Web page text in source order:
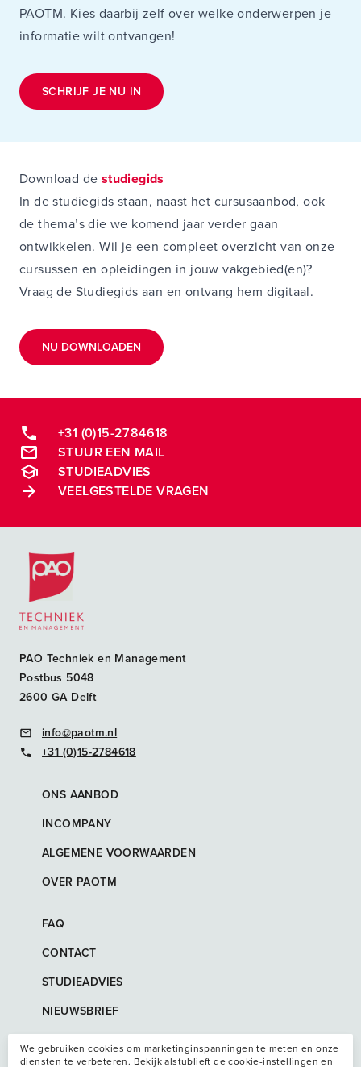
PAOTM. Kies daarbij zelf over welke onderwerpen je
informatie wilt ontvangen!
SCHRIJF JE NU IN
Download de studiegids
In de studiegids staan, naast het cursusaanbod, ook
de thema’s die we komend jaar verder gaan
ontwikkelen. Wil je een compleet overzicht van onze
cursussen en opleidingen in jouw vakgebied(en)?
Vraag de Studiegids aan en ontvang hem digitaal.
NU DOWNLOADEN
+31 (0)15-2784618
STUUR EEN MAIL
STUDIEADVIES
VEELGESTELDE VRAGEN
Postacademische cursussen, leergangen en opleidingen
PAO Techniek en Management
Postbus 5048
2600 GA Delft
info@paotm.nl
+31 (0)15-2784618
ONS AANBOD
INCOMPANY
ALGEMENE VOORWAARDEN
OVER PAOTM
FAQ
CONTACT
STUDIEADVIES
NIEUWSBRIEF
We gebruiken cookies om marketinginspanningen te meten en onze
diensten te verbeteren. Bekijk alstublieft de cookie-instellingen en